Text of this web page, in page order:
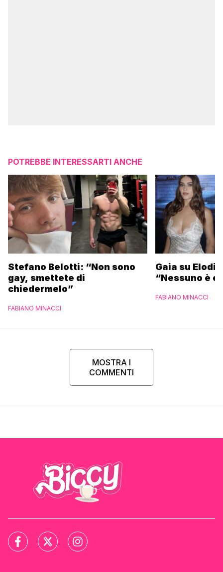
POTREBBE INTERESSARTI ANCHE
Stefano Belotti: “Non sono
gay, smettete di
chiedermelo”
FABIANO MINACCI
Gaia su
“Nessuno è
FABIANO MINACCI
MOSTRA I
COMMENTI